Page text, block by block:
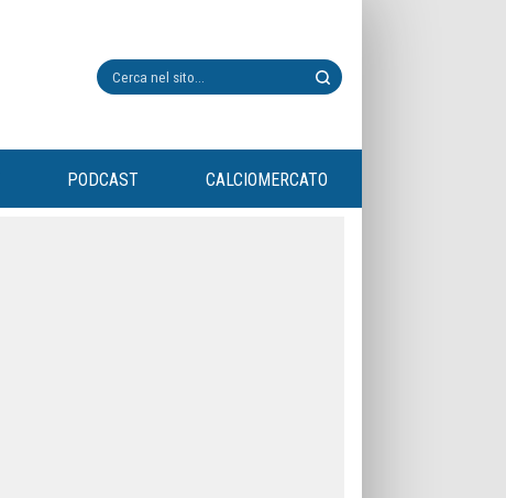
PODCAST CALCIOMERCATO